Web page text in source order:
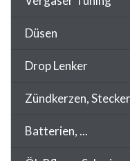
Düsen
Drop Lenker
Zündkerzen,
Batterien, ...